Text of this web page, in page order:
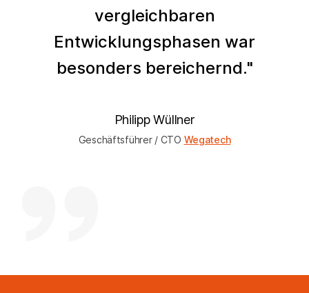
vergleichbaren
Entwicklungsphasen war
besonders bereichernd."
Philipp Wüllner
Geschäftsführer / CTO Wegatech